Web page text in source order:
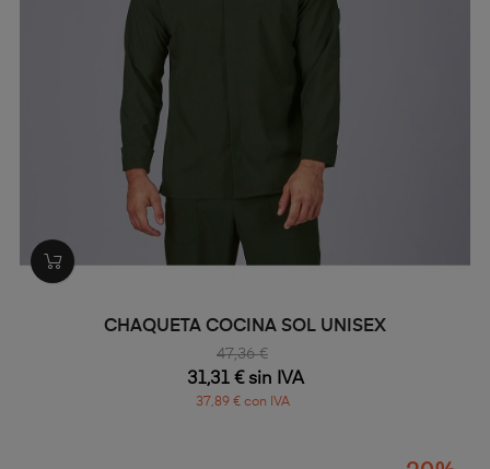
CHAQUETA COCINA SOL UNISEX
47,36 €
31,31 € sin IVA
37,89 € con IVA